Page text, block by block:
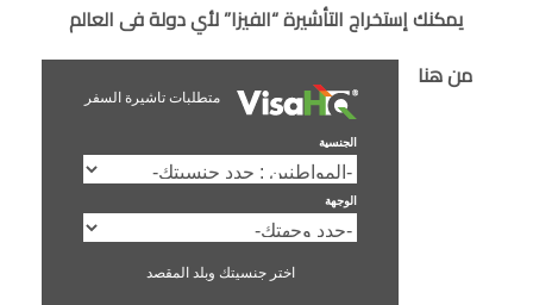
يمكنك إستخراج التأشيرة “الفيزا” لأي دولة فى العالم
متطلبات تاشيرة السفر
الجنسية
الوجهة
اختر جنسيتك وبلد المقصد
من هنا